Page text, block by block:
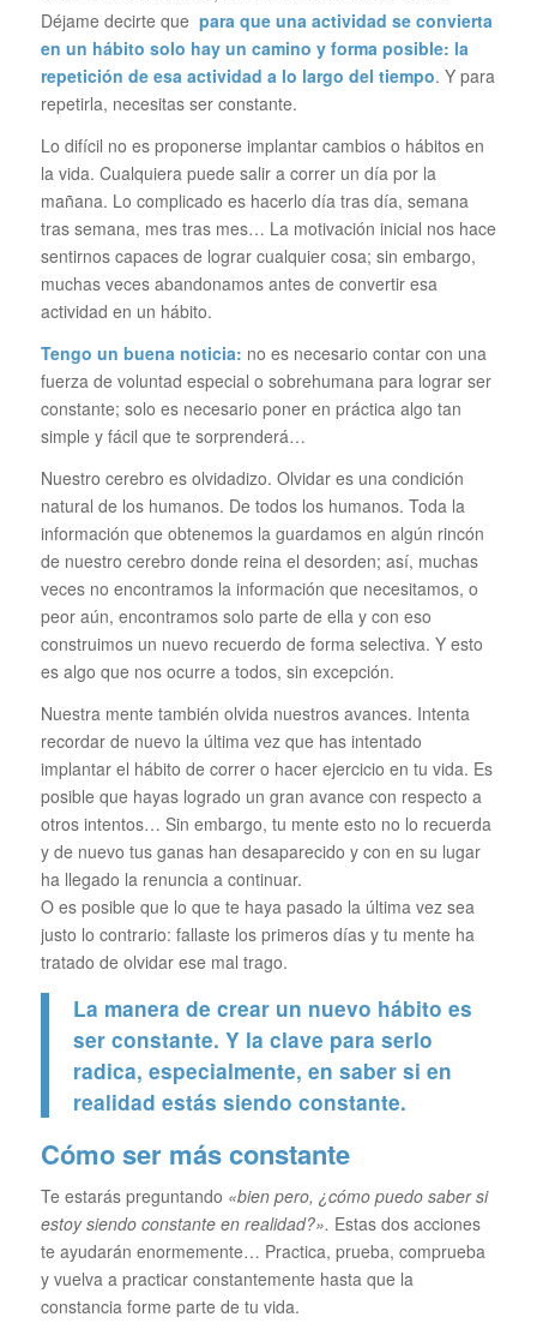
Déjame decirte que para que una actividad se convierta
en un hábito solo hay un camino y forma posible: la
repetición de esa actividad a lo largo del tiempo. Y para
repetirla, necesitas ser constante.
Lo difícil no es proponerse implantar cambios o hábitos en
la vida. Cualquiera puede salir a correr un día por la
mañana. Lo complicado es hacerlo día tras día, semana
tras semana, mes tras mes… La motivación inicial nos hace
sentirnos capaces de lograr cualquier cosa; sin embargo,
muchas veces abandonamos antes de convertir esa
actividad en un hábito.
Tengo un buena noticia: no es necesario contar con una
fuerza de voluntad especial o sobrehumana para lograr ser
constante; solo es necesario poner en práctica algo tan
simple y fácil que te sorprenderá…
Nuestro cerebro es olvidadizo. Olvidar es una condición
natural de los humanos. De todos los humanos. Toda la
información que obtenemos la guardamos en algún rincón
de nuestro cerebro donde reina el desorden; así, muchas
veces no encontramos la información que necesitamos, o
peor aún, encontramos solo parte de ella y con eso
construimos un nuevo recuerdo de forma selectiva. Y esto
es algo que nos ocurre a todos, sin excepción.
Nuestra mente también olvida nuestros avances. Intenta
recordar de nuevo la última vez que has intentado
implantar el hábito de correr o hacer ejercicio en tu vida. Es
posible que hayas logrado un gran avance con respecto a
otros intentos… Sin embargo, tu mente esto no lo recuerda
y de nuevo tus ganas han desaparecido y con en su lugar
ha llegado la renuncia a continuar.
O es posible que lo que te haya pasado la última vez sea
justo lo contrario: fallaste los primeros días y tu mente ha
tratado de olvidar ese mal trago.
La manera de crear un nuevo hábito es
ser constante. Y la clave para serlo
radica, especialmente, en saber si en
realidad estás siendo constante.
Cómo ser más constante
Te estarás preguntando «bien pero, ¿cómo puedo saber si
estoy siendo constante en realidad?». Estas dos acciones
te ayudarán enormemente… Practica, prueba, comprueba
y vuelva a practicar constantemente hasta que la
constancia forme parte de tu vida.